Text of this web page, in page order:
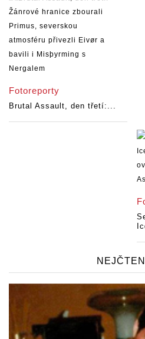
Fotoreporty
Brutal Assault, den třetí:...